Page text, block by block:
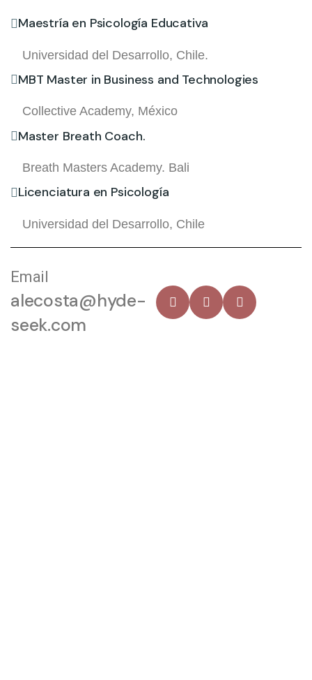
Maestría en Psicología Educativa
Universidad del Desarrollo, Chile.
MBT Master in Business and Technologies
Collective Academy, México
Master Breath Coach.
Breath Masters Academy. Bali
Licenciatura en Psicología
Universidad del Desarrollo, Chile
Email
alecosta@hyde-
seek.com